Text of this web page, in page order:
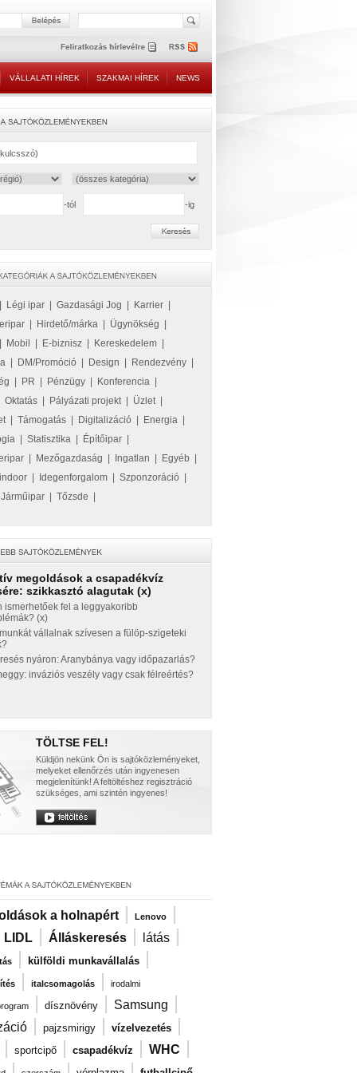
VÁLLALATI HÍREK SZAKMAI HÍREK NEWS
-tól -ig
Légi ipar Gazdasági Jog Karrier
Hirdető/márka Ügynökség
Mobil E-biznisz Kereskedelem
DM/Promóció Design Rendezvény
PR Pénzügy Konferencia
Oktatás Pályázati projekt| Üzlet|
| Támogatás Digitalizáció Energia
Statisztika Építőipar
Mezőgazdaság Ingatlan Egyéb
Idegenforgalom Szponzoráció
Járműipar Tőzsde
megoldások a csapadékvíz
szikkasztó alagutak (x)
ismerhetőek fel a leggyakoribb
(x)
vállalnak szívesen a fülöp-szigeteki
nyáron: Aranybánya vagy időpazarlás?
inváziós veszély vagy csak félreértés?
TÖLTSE FEL!
Küldjön nekünk Ön is sajtóközleményeket,
melyeket ellenőrzés után ingyenesen
megjelenítünk! A feltöltéshez regisztráció
szükséges, ami szintén ingyenes!
a holnapért | Lenovo |
LIDL | Álláskeresés | látás |
| külföldi munkavállalás |
| italcsomagolás | irodalmi
| dísznövény | Samsung |
| pajzsmirigy | vízelvezetés |
| sportcipő | csapadékvíz | WHC |